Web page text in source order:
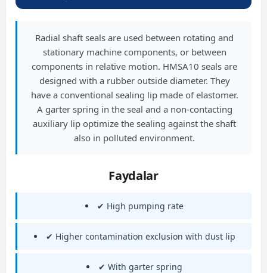
Rulman
Radial shaft seals are used between rotating and
stationary machine components, or between
components in relative motion. HMSA10 seals are
designed with a rubber outside diameter. They
have a conventional sealing lip made of elastomer.
A garter spring in the seal and a non-contacting
auxiliary lip optimize the sealing against the shaft
also in polluted environment.
Faydalar
✔ High pumping rate
✔ Higher contamination exclusion with dust lip
✔ With garter spring